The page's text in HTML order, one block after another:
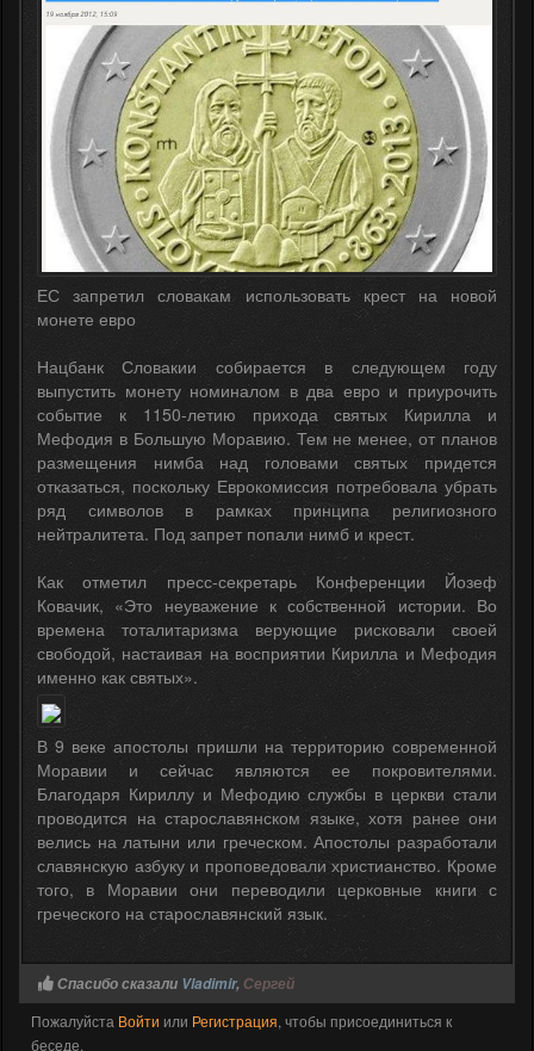
ЕС запретил словакам использовать крест на новой
монете евро
Нацбанк Словакии собирается в следующем году
выпустить монету номиналом в два евро и приурочить
событие к 1150-летию прихода святых Кирилла и
Мефодия в Большую Моравию. Тем не менее, от планов
размещения нимба над головами святых придется
отказаться, поскольку Еврокомиссия потребовала убрать
ряд символов в рамках принципа религиозного
нейтралитета. Под запрет попали нимб и крест.
Как отметил пресс-секретарь Конференции Йозеф
Ковачик, «Это неуважение к собственной истории. Во
времена тоталитаризма верующие рисковали своей
свободой, настаивая на восприятии Кирилла и Мефодия
именно как святых».
В 9 веке апостолы пришли на территорию современной
Моравии и сейчас являются ее покровителями.
Благодаря Кириллу и Мефодию службы в церкви стали
проводится на старославянском языке, хотя ранее они
велись на латыни или греческом. Апостолы разработали
славянскую азбуку и проповедовали христианство. Кроме
того, в Моравии они переводили церковные книги с
греческого на старославянский язык.
Спасибо сказали Vladimir, Сергей
Пожалуйста Войти или Регистрация, чтобы присоединиться к
беседе.